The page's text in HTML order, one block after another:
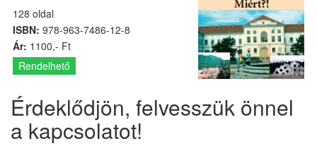
128 oldal
ISBN: 978-963-7486-12-8
Ár: 1100,- Ft
Rendelhető
Érdeklődjön, felvesszük önnel
a kapcsolatot!